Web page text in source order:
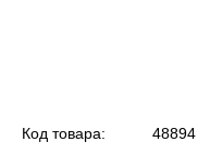
Код товара: 48894